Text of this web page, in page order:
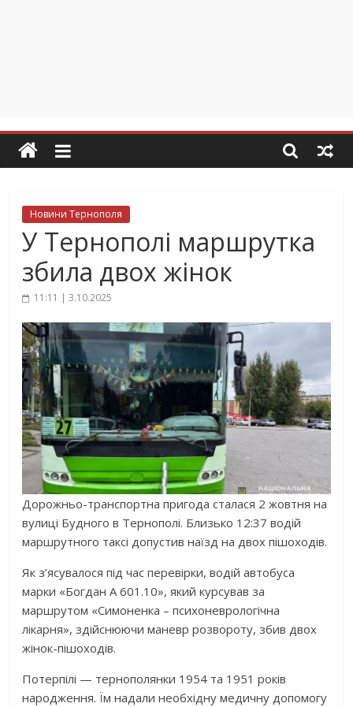
Новини Тернополя
У Тернополі маршрутка
збила двох жінок
11:11 | 3.10.2025
Дорожньо-транспортна пригода сталася 2 жовтня на
вулиці Будного в Тернополі. Близько 12:37 водій
маршрутного таксі допустив наїзд на двох пішоходів.
Як з’ясувалося під час перевірки, водій автобуса
марки «Богдан А 601.10», який курсував за
маршрутом «Симоненка – психоневрологічна
лікарня», здійснюючи маневр розвороту, збив двох
жінок-пішоходів.
Потерпілі — тернополянки 1954 та 1951 років
народження. Їм надали необхідну медичну допомогу